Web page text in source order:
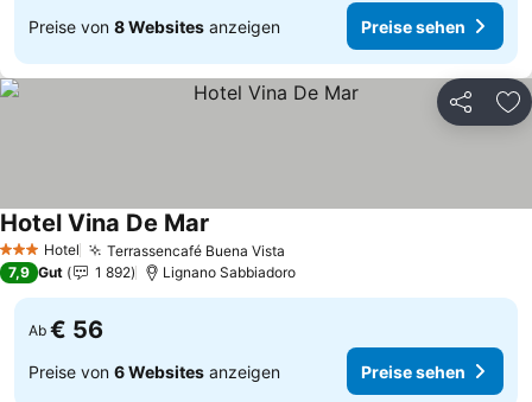
Preise von 8 Websites anzeigen Preise sehen
Teilen
3 SterneHotel Terrassencafé Buena Vista
Hotel Vina De Mar
7,9 Gut 1 892 Lignano Sabbiadoro
Ab € 56
Preise von 6 Websites anzeigen Preise sehen